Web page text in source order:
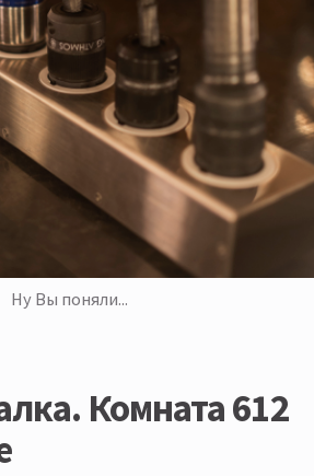
Ну Вы поняли...
Комната 612